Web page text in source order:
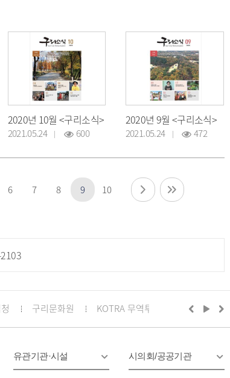
2020년 10월 <구리소식>
2021.05.24 600
2020년 9월 <구리소식>
2021.05.24 472
6 7 8 9 10
구리문화원 KOTRA 무역투자24 구리시의회
유관기관·시설 시의회/공공기관